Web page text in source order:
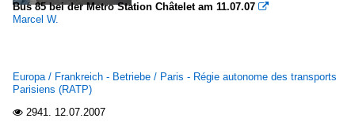
Bus 85 bei der Metro Station Châtelet am 11.07.07 
Marcel W.
Europa / Frankreich - Betriebe / Paris - Régie autonome des transports
Parisiens (RATP)
 2941. 12.07.2007